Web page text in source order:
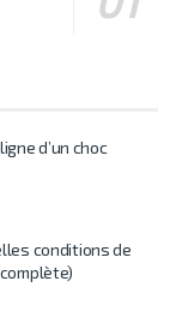
d’un choc
conditions de